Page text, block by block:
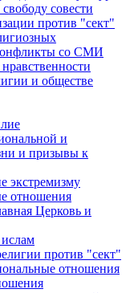
совести
против "сект"
со СМИ
и обществе
и
и призывы к
экстремизму
отношения
Церковь и
против "сект"
отношения